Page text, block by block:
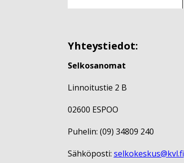
Yhteystiedot:
Selkosanomat
Linnoitustie 2 B
02600 ESPOO
Puhelin: (09) 34809 240
Sähköposti: selkokeskus@kvl.fi